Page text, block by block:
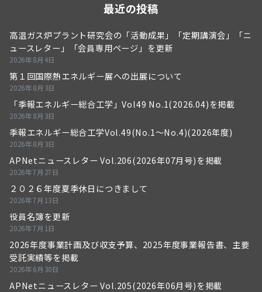
最近の投稿
高温ガス炉プラント研究会の「活動成果」「定期講演会」「ニ
ュースレター」「会員専用ページ」を更新
2026年8月4日
第１回国際熱エネルギー展への出展について
2026年8月3日
「季報エネルギー総合工学」Vol49 No.1(2026.04)を掲載
2026年8月3日
季報エネルギー総合工学Vol.49(No.1～No.4)(2026年度)
2026年8月3日
APNetニュースレター Vol.206(2026年07月号)を掲載
2026年7月27日
２０２６年度夏季休日につきまして
2026年7月13日
役員名簿を更新
2026年7月1日
2026年度事業計画及び収支予算、2025年度事業報告書、主要
受託実績等を掲載
2026年6月30日
APNetニュースレター Vol.205(2026年06月号)を掲載